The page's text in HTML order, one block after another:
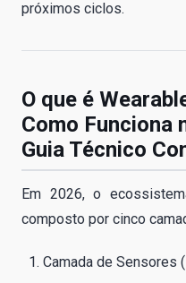
próximos ciclos.
O que é
Como Funciona
Guia Técnico
Em 2026, o
composto por cinco
Camada de Sensores